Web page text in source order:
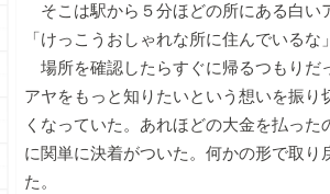
そこは駅から５分ほどの所にある白い
「けっこうおしゃれな所に住んでいるな」
場所を確認したらすぐに帰るつもりだ
アヤをもっと知りたいという想いを振り
くなっていた。あれほどの大金を払った
に関単に決着がついた。何かの形で取り
た。